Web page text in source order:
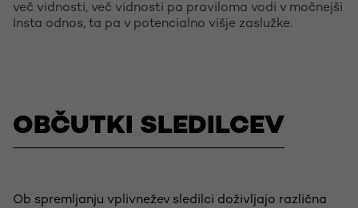
več vidnosti, več vidnosti pa praviloma vodi v močnejši
Insta odnos, ta pa v potencialno višje zaslužke.
OBČUTKI SLEDILCEV
Ob spremljanju vplivnežev sledilci doživljajo različna